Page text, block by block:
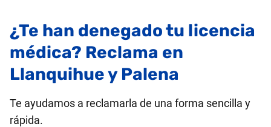
¿Te han denegado tu licencia
médica? Reclama en
Llanquihue y Palena
Te ayudamos a reclamarla de una forma sencilla y
rápida.